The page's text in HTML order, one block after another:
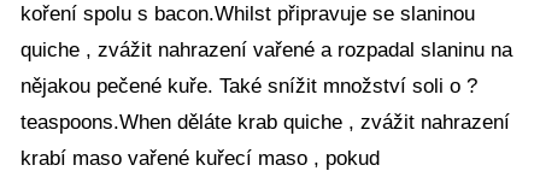
koření spolu s bacon.Whilst připravuje se slaninou
quiche , zvážit nahrazení vařené a rozpadal slaninu na
nějakou pečené kuře. Také snížit množství soli o ?
teaspoons.When děláte krab quiche , zvážit nahrazení
krabí maso vařené kuřecí maso , pokud